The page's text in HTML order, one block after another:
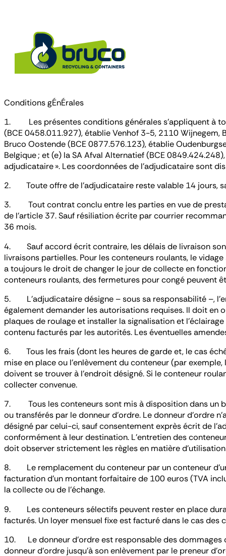
Conditions gÉnÉrales
1. Les présentes conditions générales s’appliquent à
(BCE 0458.011.927), établie Venhof 3-5, 2110 Wijnegem,
Bruco Oostende (BCE 0877.576.123), établie
Belgique ; et (e) la SA Afval Alternatief (BCE
adjudicataire ». Les coordonnées de l’adjudicataire sont
2. Toute offre de l’adjudicataire reste valable 14 jours,
3. Tout contrat conclu entre les parties en vue de
de l’article 37. Sauf résiliation écrite par courrier
36 mois.
4. Sauf accord écrit contraire, les délais de livraison sont
livraisons partielles. Pour les conteneurs roulants, le
a toujours le droit de changer le jour de collecte en
conteneurs roulants, des fermetures pour congé peuvent
5. L’adjudicataire désigne – sous sa responsabilité –,
également demander les autorisations requises. Il doit en
plaques de roulage et installer la signalisation et
contenu facturés par les autorités. Les éventuelles
6. Tous les frais (dont les heures de garde et, le cas
mise en place ou l’enlèvement du conteneur (par
doivent se trouver à l’endroit désigné. Si le conteneur
collecter convenue.
7. Tous les conteneurs sont mis à disposition dans un
ou transférés par le donneur d’ordre. Le donneur d’ordre
désigné par celui-ci, sauf consentement exprès écrit de
conformément à leur destination. L’entretien des
doit observer strictement les règles en matière
8. Le remplacement du conteneur par un conteneur
facturation d’un montant forfaitaire de 100 euros (TVA
la collecte ou de l’échange.
9. Les conteneurs sélectifs peuvent rester en place
facturés. Un loyer mensuel fixe est facturé dans le cas des
10. Le donneur d’ordre est responsable des dommages
donneur d’ordre jusqu’à son enlèvement par le preneur